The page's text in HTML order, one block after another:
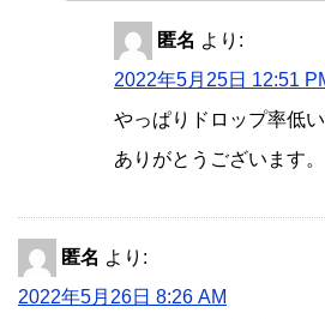
匿名 より:
2022年5月25日 12:51
やっぱりドロップ率低い
ありがとうございます。
匿名 より:
2022年5月26日 8:26 AM